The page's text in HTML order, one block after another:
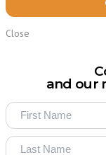
Close
and our